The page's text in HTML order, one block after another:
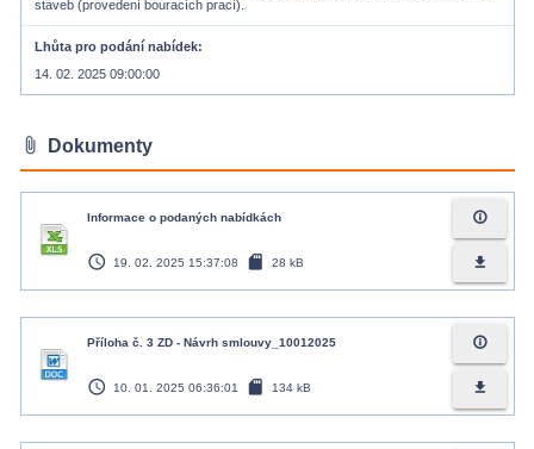
Lhůta pro podání nabídek
14. 02. 2025 09:00:00
attach_file Dokumenty
Informace o podaných nabídkách
access_time 19. 02. 2025 15:37:08 sd_card 28 kB
info_outline
file_download
Příloha č. 3 ZD - Návrh smlouvy_10012025
access_time 10. 01. 2025 06:36:01 sd_card 134 kB
info_outline
file_download